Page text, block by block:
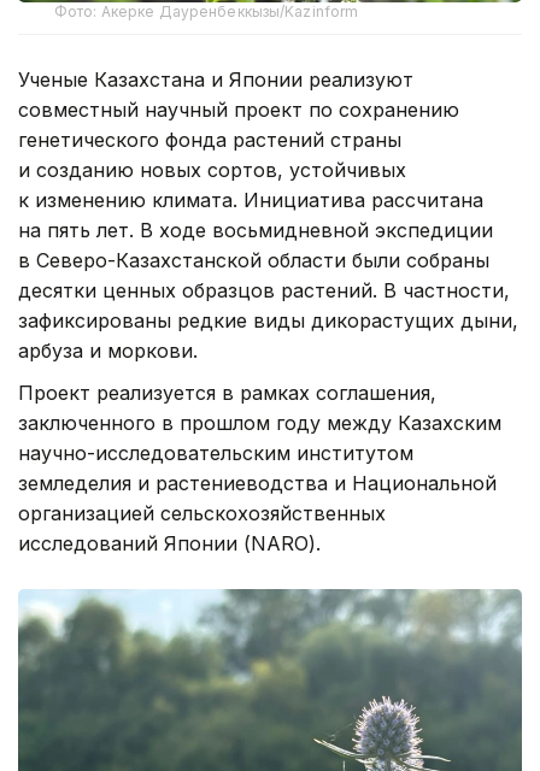
Фото: Акерке Дауренбеккызы/Kazinform
Ученые Казахстана и Японии реализуют
совместный научный проект по сохранению
генетического фонда растений страны
и созданию новых сортов, устойчивых
к изменению климата. Инициатива рассчитана
на пять лет. В ходе восьмидневной экспедиции
в Северо-Казахстанской области были собраны
десятки ценных образцов растений. В частности,
зафиксированы редкие виды дикорастущих дыни,
арбуза и моркови.
Проект реализуется в рамках соглашения,
заключенного в прошлом году между Казахским
научно-исследовательским институтом
земледелия и растениеводства и Национальной
организацией сельскохозяйственных
исследований Японии (NARO).